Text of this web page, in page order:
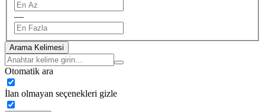
—
Arama Kelimesi
Otomatik ara
İlan olmayan seçenekleri gizle